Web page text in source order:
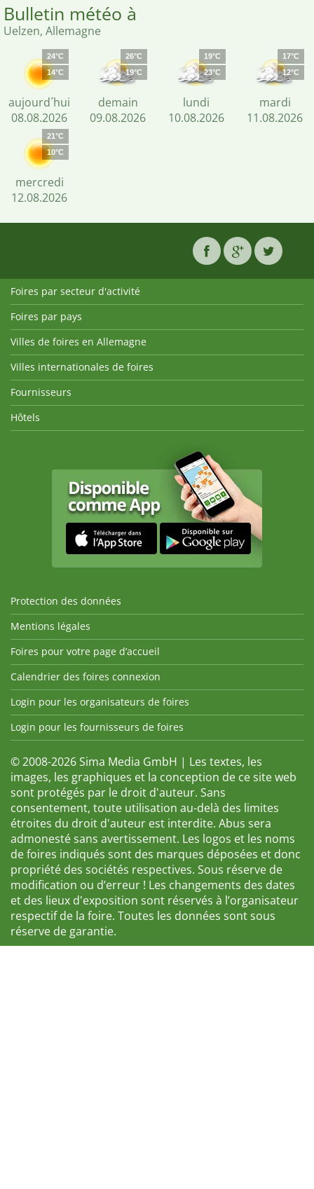
Bulletin météo à
Uelzen, Allemagne
24°C
14°C
aujourd´hui
08.08.2026
26°C
19°C
demain
09.08.2026
19°C
23°C
lundi
10.08.2026
17°C
12°C
mardi
11.08.2026
21°C
10°C
mercredi
12.08.2026
Foires par secteur d'activité
Foires par pays
Villes de foires en Allemagne
Villes internationales de foires
Fournisseurs
Hôtels
Protection des données
Mentions légales
Foires pour votre page d’accueil
Calendrier des foires connexion
Login pour les organisateurs de foires
Login pour les fournisseurs de foires
© 2008-2026 Sima Media GmbH | Les textes, les
images, les graphiques et la conception de ce site web
sont protégés par le droit d'auteur. Sans
consentement, toute utilisation au-delà des limites
étroites du droit d'auteur est interdite. Abus sera
admonesté sans avertissement. Les logos et les noms
de foires indiqués sont des marques déposées et donc
propriété des sociétés respectives. Sous réserve de
modification ou d’erreur ! Les changements des dates
et des lieux d'exposition sont réservés à l’organisateur
respectif de la foire. Toutes les données sont sous
réserve de garantie.